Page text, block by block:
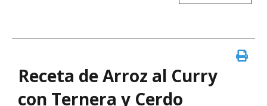
Receta de Arroz al Curry
con Ternera y Cerdo